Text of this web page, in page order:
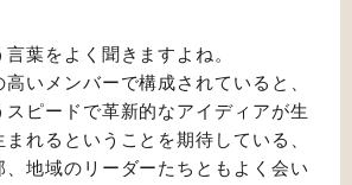
言葉をよく聞きますよね。
いメンバーで構成されていると、
スピードで革新的なアイディアが生
れるということを期待している、
、地域のリーダーたちともよく会い